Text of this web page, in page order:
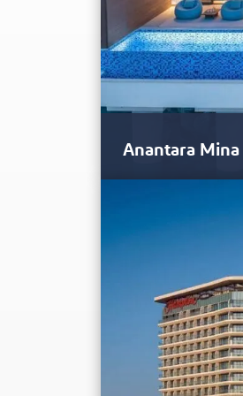
Anantara
Das Anantara Mina
Landschaft, und
privaten Balkon,
m² bis zu 365 m²
wofür Anantara
Details versehen,
Die Poolvillen sind
auch Ras Al